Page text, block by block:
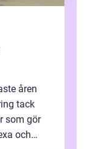
åren
tack
som gör
och